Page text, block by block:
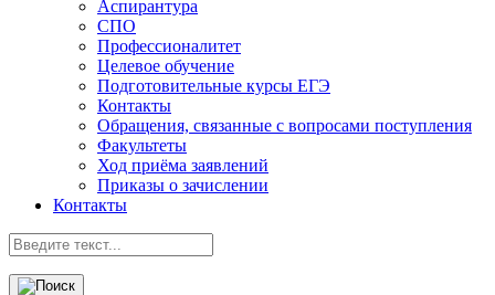
Аспирантура
СПО
Профессионалитет
Целевое обучение
Подготовительные курсы ЕГЭ
Контакты
Обращения, связанные с вопросами поступления
Факультеты
Ход приёма заявлений
Приказы о зачислении
Контакты